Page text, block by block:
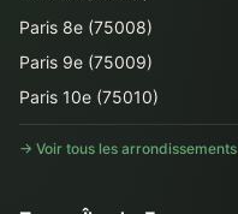
Paris 8e (75008)
Paris 9e (75009)
Paris 10e (75010)
→ Voir tous les arrondissements